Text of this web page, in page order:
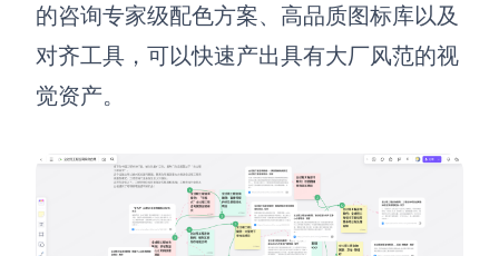
的咨询专家级配色方案、高品质图标库以及
对齐工具，可以快速产出具有大厂风范的视
觉资产。